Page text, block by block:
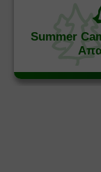
Summer